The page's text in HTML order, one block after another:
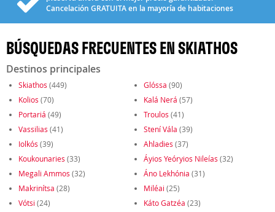
Cancelación GRATUITAen la mayoría de habitaciones
BÚSQUEDAS FRECUENTES EN SKIATHOS
Destinos principales
Skiathos (449) Glóssa (90)
Kolios (70) Kalá Nerá (57)
Portariá (49) Troulos (41)
Vassilias (41) Stení Vála (39)
Iolkós (39) Ahladies (37)
Koukounaries (33) Áyios Yeóryios Nileías (32)
Megali Ammos (32) Áno Lekhónia (31)
Makrinítsa (28) Miléai (25)
Vótsi (24) Káto Gatzéa (23)